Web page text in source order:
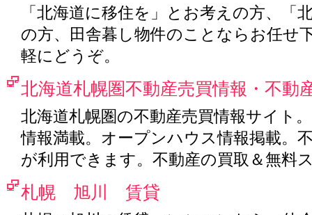
「北海道に移住を」とお考えの方、「
の方、田舎暮し物件のことならお任せ
軽にどうぞ。
北海道札幌圏不動産売買情報・不動
北海道札幌圏の不動産売買情報サイト
情報満載。オープンハウス情報掲載。
が利用できます。不動産の買取＆無料
札幌 旭川 賃貸